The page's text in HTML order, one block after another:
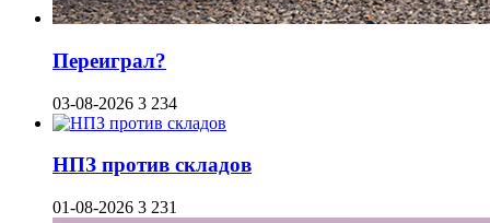
Переиграл?
03-08-2026 3 234
НПЗ против складов
01-08-2026 3 231